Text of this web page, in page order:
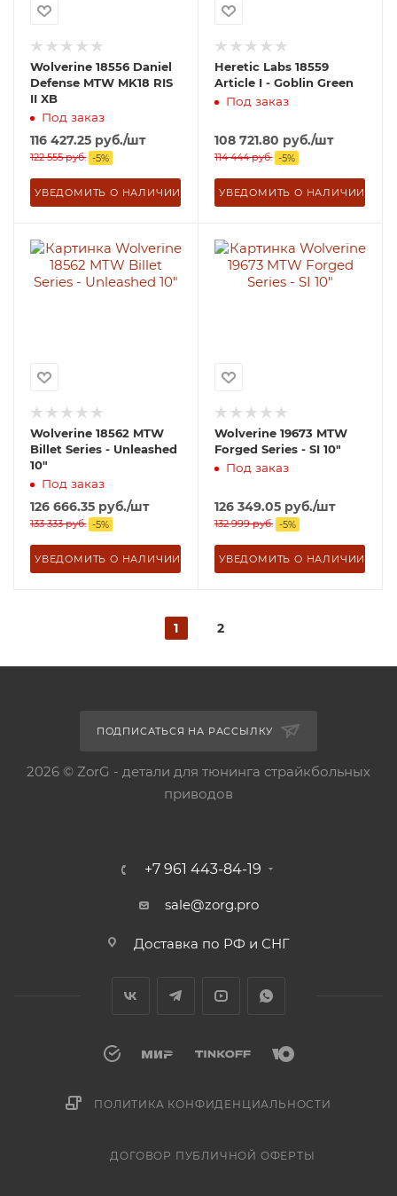
Wolverine 18556 Daniel
Defense MTW MK18 RIS
II XB
Под заказ
116 427.25 руб./шт
122 555руб. -5%
УВЕДОМИТЬ О НАЛИЧИИ
Heretic Labs 18559
Article I - Goblin Green
Под заказ
108 721.80 руб./шт
114 444руб. -5%
УВЕДОМИТЬ О НАЛИЧИИ
Wolverine 18562 MTW
Billet Series - Unleashed
10"
Под заказ
126 666.35 руб./шт
133 333руб. -5%
УВЕДОМИТЬ О НАЛИЧИИ
Wolverine 19673 MTW
Forged Series - SI 10"
Под заказ
126 349.05 руб./шт
132 999руб. -5%
УВЕДОМИТЬ О НАЛИЧИИ
1 2
ПОДПИСАТЬСЯ НА РАССЫЛКУ
2026 © ZorG - детали для тюнинга страйкбольных
приводов
+7 961 443-84-19
sale@zorg.pro
Доставка по РФ и СНГ
ПОЛИТИКА КОНФИДЕНЦИАЛЬНОСТИ
ДОГОВОР ПУБЛИЧНОЙ ОФЕРТЫ